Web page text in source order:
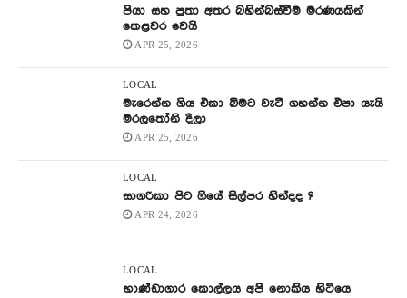
පියා සහ පුතා අතර බහින්බස්වීම මරණයකින්
කෙළවර වෙයි
APR 25, 2026
LOCAL
මැරෙන්න ගිය එකා බිමට වැටී ගහන්න එපා යැයි
මරලතෝනි දීලා
APR 25, 2026
LOCAL
සාගරිකා පිට ගියේ සිල්පර හින්දද ?
APR 24, 2026
LOCAL
භාණ්ඩාගාර කොල්ලය අපි නොකිය හිටියෙ